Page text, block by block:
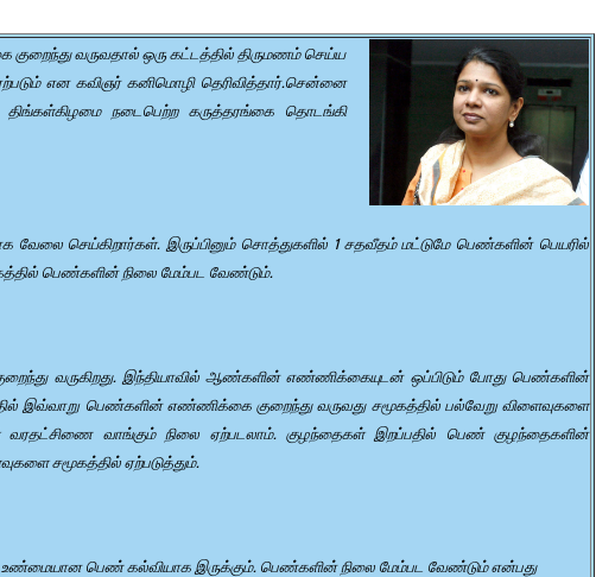
வருவதால் ஒரு கட்டத்தில் திருமணம் செய்ய
என கவிஞர் கனிமொழி தெரிவித்தார்.சென்னை
திங்கள்கிழமை நடைபெற்ற கருத்தரங்கை தொடங்கி
செய்கிறார்கள். இருப்பினும் சொத்துகளில் 1 சதவீதம் மட்டுமே பெண்களின் பெயரில்
பெண்களின் நிலை மேம்பட வேண்டும்.
வருகிறது. இந்தியாவில் ஆண்களின் எண்ணிக்கையுடன் ஒப்பிடும் போது பெண்களின்
இவ்வாறு பெண்களின் எண்ணிக்கை குறைந்து வருவது சமூகத்தில் பல்வேறு விளைவுகளை
வரதட்சிணை வாங்கும் நிலை ஏற்படலாம். குழந்தைகள் இறப்பதில் பெண் குழந்தைகளின்
சமூகத்தில் ஏற்படுத்தும்.
உண்மையான பெண் கல்வியாக இருக்கும். பெண்களின் நிலை மேம்பட வேண்டும் என்பது